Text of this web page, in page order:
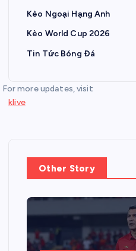
Kèo Ngoại Hạng Anh
Kèo World Cup 2026
Tin Tức Bóng Đá
For more updates, visit
klive
Other Story